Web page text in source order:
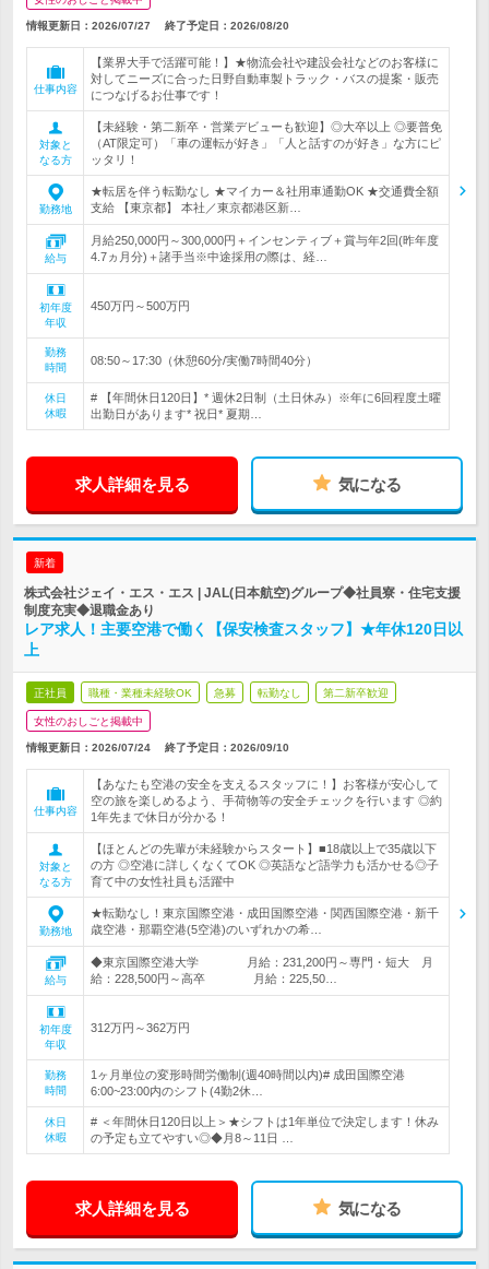
情報更新日：2026/07/27 終了予定日： 2026/08/20
仕事内容
【業界大手で活躍可能！】★物流会社や建設会社などのお客様に
対してニーズに合った日野自動車製トラック・バスの提案・販売
につなげるお仕事です！
対象と
なる方
【未経験・第二新卒・営業デビューも歓迎】◎大卒以上 ◎要普免
（AT限定可）「車の運転が好き」「人と話すのが好き」な方にピ
ッタリ！
勤務地
★転居を伴う転勤なし ★マイカー＆社用車通勤OK ★交通費全額
支給 【東京都】 本社／東京都港区新…
給与
月給250,000円～300,000円＋インセンティブ＋賞与年2回(昨年度
4.7ヵ月分)＋諸手当※中途採用の際は、経…
初年度
年収
450万円～500万円
勤務
時間
08:50～17:30（休憩60分/実働7時間40分）
休日
休暇
# 【年間休日120日】* 週休2日制（土日休み）※年に6回程度土曜
出勤日があります* 祝日* 夏期…
求人詳細を見る 気になる
新着
株式会社ジェイ・エス・エス | JAL(日本航空)グループ◆社員寮・住宅支援
制度充実◆退職金あり
レア求人！主要空港で働く【保安検査スタッフ】★年休120日以
上
正社員 職種・業種未経験OK 急募 転勤なし 第二新卒歓迎
女性のおしごと掲載中
情報更新日：2026/07/24 終了予定日： 2026/09/10
仕事内容
【あなたも空港の安全を支えるスタッフに！】お客様が安心して
空の旅を楽しめるよう、手荷物等の安全チェックを行います ◎約
1年先まで休日が分かる！
対象と
なる方
【ほとんどの先輩が未経験からスタート】■18歳以上で35歳以下
の方 ◎空港に詳しくなくてOK ◎英語など語学力も活かせる◎子
育て中の女性社員も活躍中
勤務地
★転勤なし！東京国際空港・成田国際空港・関西国際空港・新千
歳空港・那覇空港(5空港)のいずれかの希…
給与
◆東京国際空港大学 月給：231,200円～専門・短大 月
給：228,500円～高卒 月給：225,50…
初年度
年収
312万円～362万円
勤務
時間
1ヶ月単位の変形時間労働制(週40時間以内)# 成田国際空港
6:00~23:00内のシフト(4勤2休…
休日
休暇
# ＜年間休日120日以上＞★シフトは1年単位で決定します！休み
の予定も立てやすい◎◆月8～11日 …
求人詳細を見る 気になる